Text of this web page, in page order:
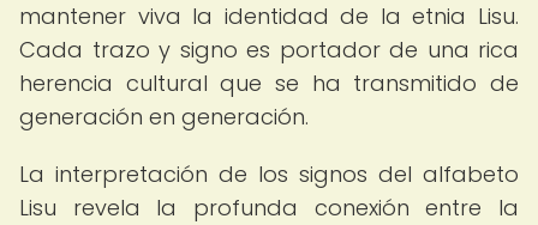
mantener viva la identidad de la etnia Lisu.
Cada trazo y signo es portador de una rica
herencia cultural que se ha transmitido de
generación en generación.
La interpretación de los signos del alfabeto
Lisu revela la profunda conexión entre la